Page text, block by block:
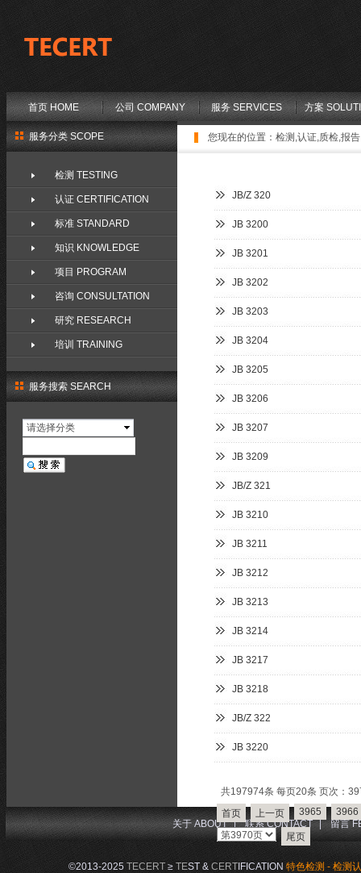
首页 HOME 公司 COMPANY 服务 SERVICES 方案
您现在的位置： 检测,认证,质检,报
服务搜索 SEARCH
请选择分类
服务分类 SCOPE
检测 TESTING
认证 CERTIFICATION
标准 STANDARD
知识 KNOWLEDGE
项目 PROGRAM
咨询 CONSULTATION
研究 RESEARCH
培训 TRAINING
JB/Z 320
JB 3200
JB 3201
JB 3202
JB 3203
JB 3204
JB 3205
JB 3206
JB 3207
JB 3209
JB/Z 321
JB 3210
JB 3211
JB 3212
JB 3213
JB 3214
JB 3217
JB 3218
JB/Z 322
JB 3220
共197974条 每页20条 页次：
首页
上一页 3965 3966
尾页
©2013-2025 TECERT≥ TEST & CERTIFICATION特色检测 - 检测
关于 ABOUT | 联系 CONTACT 留言